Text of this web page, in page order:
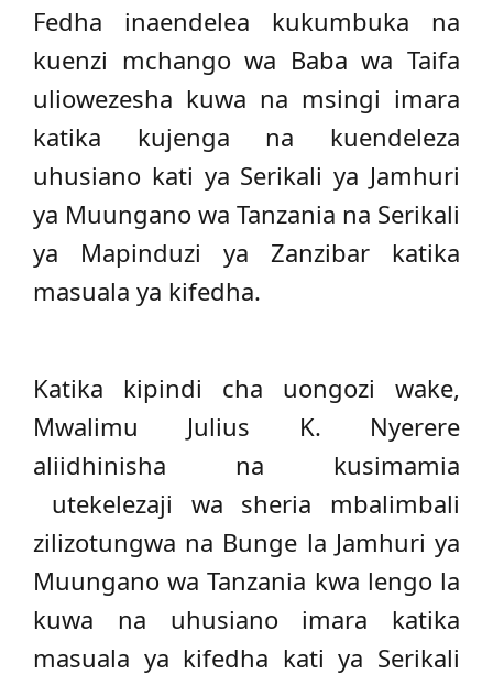
Fedha inaendelea kukumbuka na
kuenzi mchango wa Baba wa Taifa
uliowezesha kuwa na msingi imara
katika kujenga na kuendeleza
uhusiano kati ya Serikali ya Jamhuri
ya Muungano wa Tanzania na Serikali
ya Mapinduzi ya Zanzibar katika
masuala ya kifedha.
Katika kipindi cha uongozi wake,
Mwalimu Julius K. Nyerere
aliidhinisha na kusimamia
utekelezaji wa sheria mbalimbali
zilizotungwa na Bunge la Jamhuri ya
Muungano wa Tanzania kwa lengo la
kuwa na uhusiano imara katika
masuala ya kifedha kati ya Serikali